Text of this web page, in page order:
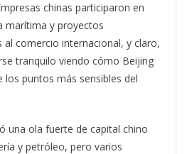
chinas participaron en
marítima y proyectos
al comercio internacional, y claro,
tranquilo viendo cómo Beijing
los puntos más sensibles del
una ola fuerte de capital chino
y petróleo, pero varios